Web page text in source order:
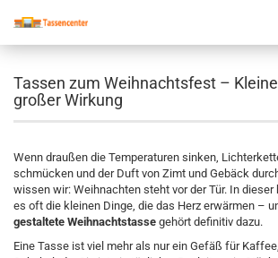
Tassen zum Weihnachtsfest –
großer Wirkung
Wenn draußen die Temperaturen sinken,
schmücken und der Duft von Zimt und Gebäck
wissen wir: Weihnachten steht vor der Tür. In
es oft die kleinen Dinge, die das Herz erwärmen –
gestaltete Weihnachtstasse gehört definitiv dazu.
Eine Tasse ist viel mehr als nur ein Gefäß für